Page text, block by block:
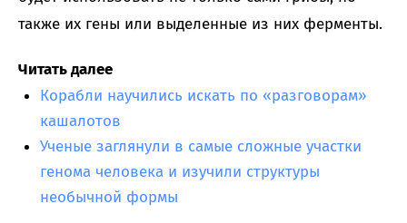
также их гены или выделенные из них ферменты.
Читать далее
Корабли научились искать по «разговорам»
кашалотов
Ученые заглянули в самые сложные участки
генома человека и изучили структуры
необычной формы